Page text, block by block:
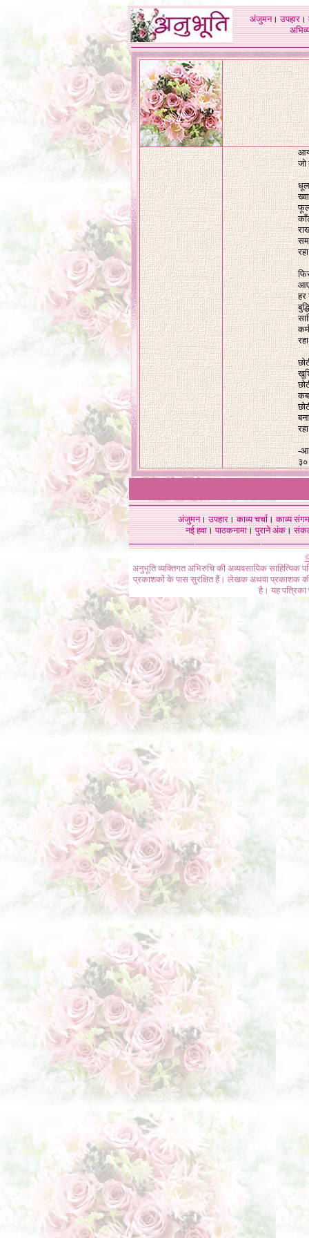
अंजुमन।उपहार।
जो
फूल
हर
कब
-
अंजुमन।उपहार।काव्य चर्चा।काव्य संगम
नई हवा। पाठकनामा। पुराने अंक।
अनुभूति व्यक्तिगत अभिरुचि की अव्यवसायिक
प्रकाशकों के पास सुरक्षित हैं। लेखक अथवा प्रकाशक की
है। यह पत्रिका